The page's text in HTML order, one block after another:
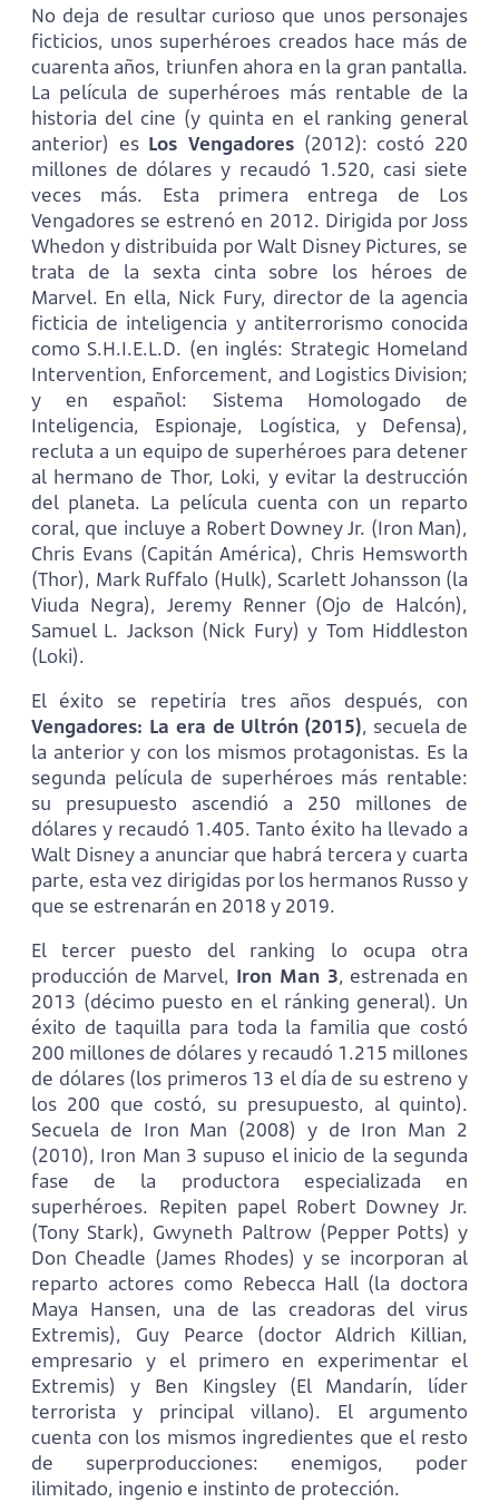
No deja de resultar curioso que unos personajes
ficticios, unos superhéroes creados hace más de
cuarenta años, triunfen ahora en la gran pantalla.
La película de superhéroes más rentable de la
historia del cine (y quinta en el ranking general
anterior) es Los Vengadores (2012): costó 220
millones de dólares y recaudó 1.520, casi siete
veces más. Esta primera entrega de Los
Vengadores se estrenó en 2012. Dirigida por Joss
Whedon y distribuida por Walt Disney Pictures, se
trata de la sexta cinta sobre los héroes de
Marvel. En ella, Nick Fury, director de la agencia
ficticia de inteligencia y antiterrorismo conocida
como S.H.I.E.L.D. (en inglés: Strategic Homeland
Intervention, Enforcement, and Logistics Division;
y en español: Sistema Homologado de
Inteligencia, Espionaje, Logística, y Defensa),
recluta a un equipo de superhéroes para detener
al hermano de Thor, Loki, y evitar la destrucción
del planeta. La película cuenta con un reparto
coral, que incluye a Robert Downey Jr. (Iron Man),
Chris Evans (Capitán América), Chris Hemsworth
(Thor), Mark Ruffalo (Hulk), Scarlett Johansson (la
Viuda Negra), Jeremy Renner (Ojo de Halcón),
Samuel L. Jackson (Nick Fury) y Tom Hiddleston
(Loki).
El éxito se repetiría tres años después, con
Vengadores: La era de Ultrón (2015), secuela de
la anterior y con los mismos protagonistas. Es la
segunda película de superhéroes más rentable:
su presupuesto ascendió a 250 millones de
dólares y recaudó 1.405. Tanto éxito ha llevado a
Walt Disney a anunciar que habrá tercera y cuarta
parte, esta vez dirigidas por los hermanos Russo y
que se estrenarán en 2018 y 2019.
El tercer puesto del ranking lo ocupa otra
producción de Marvel, Iron Man 3, estrenada en
2013 (décimo puesto en el ránking general). Un
éxito de taquilla para toda la familia que costó
200 millones de dólares y recaudó 1.215 millones
de dólares (los primeros 13 el día de su estreno y
los 200 que costó, su presupuesto, al quinto).
Secuela de Iron Man (2008) y de Iron Man 2
(2010), Iron Man 3 supuso el inicio de la segunda
fase de la productora especializada en
superhéroes. Repiten papel Robert Downey Jr.
(Tony Stark), Gwyneth Paltrow (Pepper Potts) y
Don Cheadle (James Rhodes) y se incorporan al
reparto actores como Rebecca Hall (la doctora
Maya Hansen, una de las creadoras del virus
Extremis), Guy Pearce (doctor Aldrich Killian,
empresario y el primero en experimentar el
Extremis) y Ben Kingsley (El Mandarín, líder
terrorista y principal villano). El argumento
cuenta con los mismos ingredientes que el resto
de superproducciones: enemigos, poder
ilimitado, ingenio e instinto de protección.